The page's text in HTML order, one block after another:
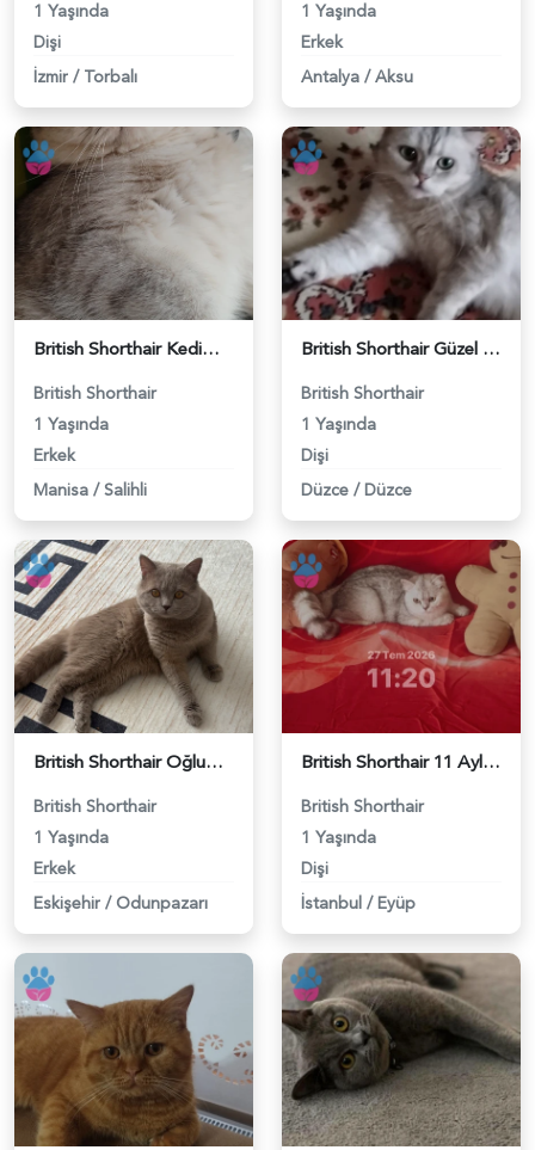
1 Yaşında
Dişi
İzmir / Torbalı
1 Yaşında
Erkek
Antalya / Aksu
British Shorthair Kedimize eş arıyoruz - 118984628
British Shorthair
1 Yaşında
Erkek
Manisa / Salihli
British Shorthair Güzel kızımıza eş arıyoruz - 118984633
British Shorthair
1 Yaşında
Dişi
Düzce / Düzce
British Shorthair Oğlumuza eş arıyoruz - 118984638
British Shorthair
1 Yaşında
Erkek
Eskişehir / Odunpazarı
British Shorthair 11 Aylık Kızım Eş Arıyor - 118984640
British Shorthair
1 Yaşında
Dişi
İstanbul / Eyüp